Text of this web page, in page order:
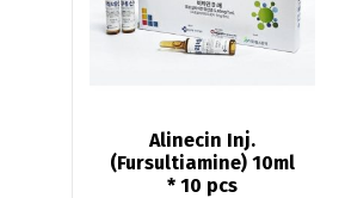
Alinecin Inj.
(Fursultiamine) 10ml
* 10 pcs